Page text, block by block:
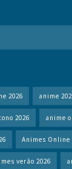
2026 anime
2026 anime
Animes Online
verão 2026